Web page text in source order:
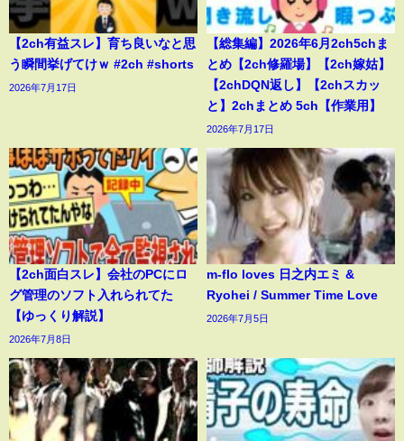
【2ch有益スレ】育ち良いなと思
う瞬間挙げてけｗ #2ch #shorts
2026年7月17日
【総集編】2026年6月2ch5chま
とめ【2ch修羅場】【2ch嫁姑】
【2chDQN返し】【2chスカッ
と】2chまとめ 5ch【作業用】
2026年7月17日
【2ch面白スレ】会社のPCにロ
グ管理のソフト入れられてた
【ゆっくり解説】
2026年7月8日
m-flo loves 日之内エミ &
Ryohei / Summer Time Love
2026年7月5日